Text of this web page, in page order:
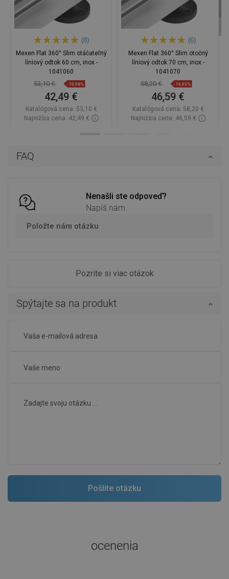
FAQ
Nenašli ste odpoveď?
Napíš nám
Položte nám otázku
Pozrite si viac otázok
Spýtajte sa na produkt
(8)
Mexen Flat 360° Slim otáčateľný
líniový odtok 60 cm, inox -
1041060
53,10 € -19,98%
42,49 €
Katalógová cena: 53,10 €
Najnižšia cena: 42,49 €
(6)
Mexen Flat 360° Slim otočný
líniový odtok 70 cm, inox -
1041070
58,20 € -19,95%
46,59 €
Katalógová cena: 58,20 €
Najnižšia cena: 46,59 €
ocenenia